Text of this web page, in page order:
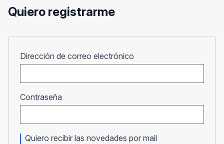
Quiero registrarme
Dirección de correo electrónico
Contraseña
Quiero recibir las novedades por mail